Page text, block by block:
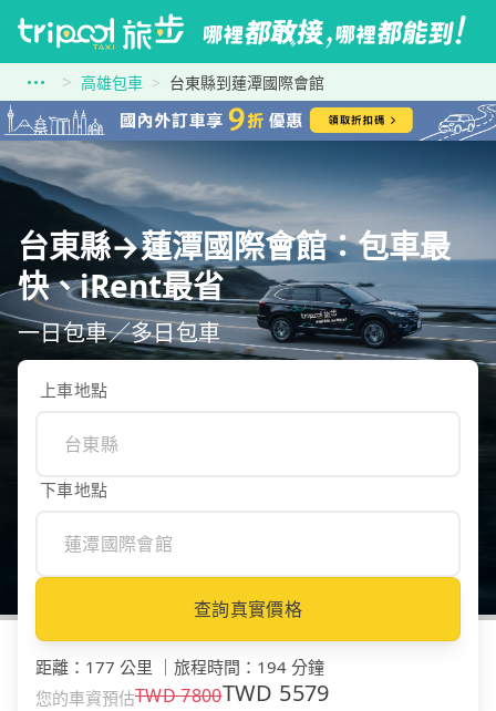
高雄包車 台東縣到蓮潭國際會館
台東縣→蓮潭國際會館：包車最
快、iRent最省
一日包車／多日包車
上車地點
下車地點
查詢真實價格
距離 ： 177 公里 旅程時間 ： 194 分鐘
您的車資預估TWD7800TWD 5579